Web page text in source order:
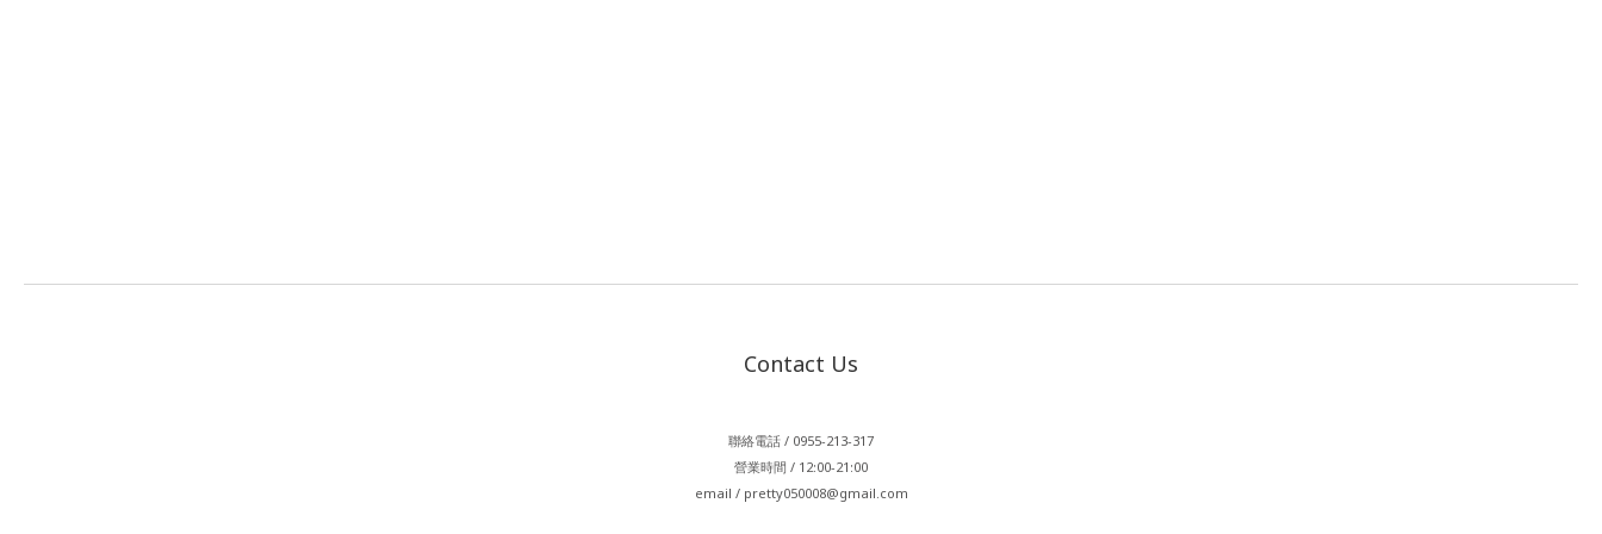
Contact Us
聯絡電話 / 0955-213-317
營業時間 / 12:00-21:00
email / pretty050008@gmail.com